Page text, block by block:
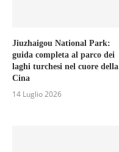
Jiuzhaigou National Park:
guida completa al parco dei
laghi turchesi nel cuore della
Cina
14 Luglio 2026